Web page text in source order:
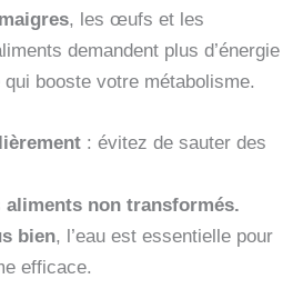
, les œufs et les
demandent plus d’énergie
booste votre métabolisme.
: évitez de sauter des
aliments non transformés.
bien, l’eau est essentielle pour
efficace.